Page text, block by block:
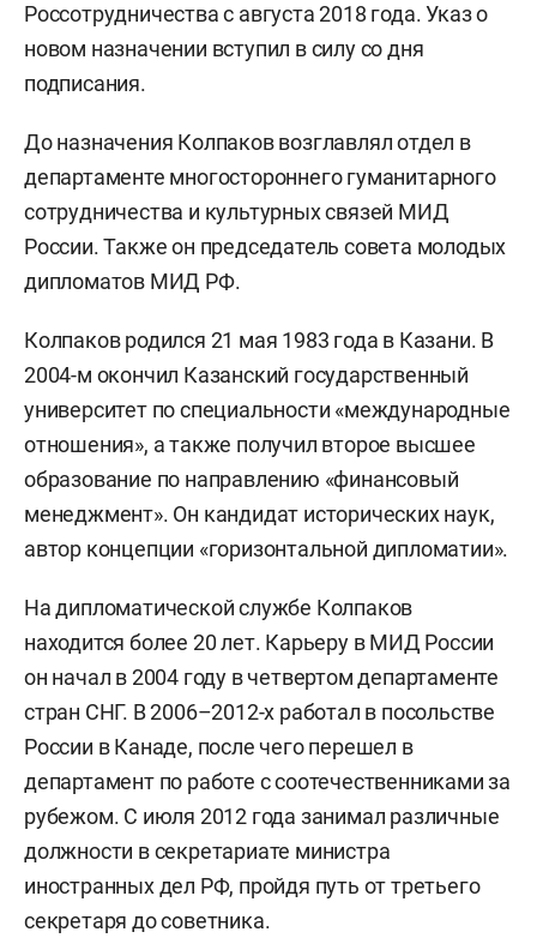
Россотрудничества с августа 2018 года. Указ о
новом назначении вступил в силу со дня
подписания.
До назначения Колпаков возглавлял отдел в
департаменте многостороннего гуманитарного
сотрудничества и культурных связей МИД
России. Также он председатель совета молодых
дипломатов МИД РФ.
Колпаков родился 21 мая 1983 года в Казани. В
2004-м окончил Казанский государственный
университет по специальности «международные
отношения», а также получил второе высшее
образование по направлению «финансовый
менеджмент». Он кандидат исторических наук,
автор концепции «горизонтальной дипломатии».
На дипломатической службе Колпаков
находится более 20 лет. Карьеру в МИД России
он начал в 2004 году в четвертом департаменте
стран СНГ. В 2006–2012-х работал в посольстве
России в Канаде, после чего перешел в
департамент по работе с соотечественниками за
рубежом. С июля 2012 года занимал различные
должности в секретариате министра
иностранных дел РФ, пройдя путь от третьего
секретаря до советника.